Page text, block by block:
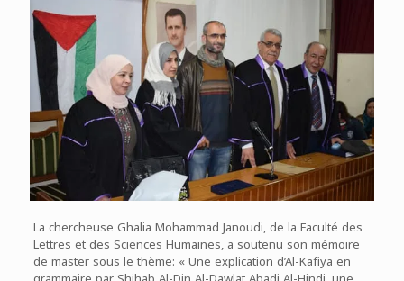
La chercheuse Ghalia Mohammad Janoudi, de la Faculté des
Lettres et des Sciences Humaines, a soutenu son mémoire
de master sous le thème: « Une explication d’Al-Kafiya en